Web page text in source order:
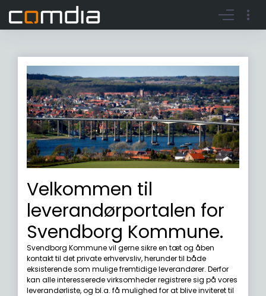
Go to login Register account
Velkommen til
leverandørportalen for
Svendborg Kommune.
Svendborg Kommune vil gerne sikre en tæt og åben
kontakt til det private erhvervsliv, herunder til både
eksisterende som mulige fremtidige leverandører. Derfor
kan alle interesserede virksomheder registrere sig på vores
leverandørliste, og bl.a. få mulighed for at blive inviteret til